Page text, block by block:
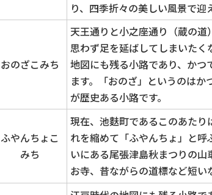
り、四季折々の美しい風景で迎
おのざこみち
天王通りと小之座通り（蔵の道
思わず足を延ばしてしまいた
地図にも残る小路であり、か
ます。「おのざ」というのは
が歴史ある小路です。
ふやんちょこ
みち
現在、池麩町であるこのあた
れを縮めて「ふやんちょ」と
いにある尾張津島秋まつりの
お寺、昔ながらの道標など短い